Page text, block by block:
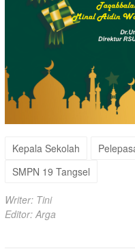
Kepala Sekolah
SMPN 19 Tangsel
Writer: Tini
Editor: Arga